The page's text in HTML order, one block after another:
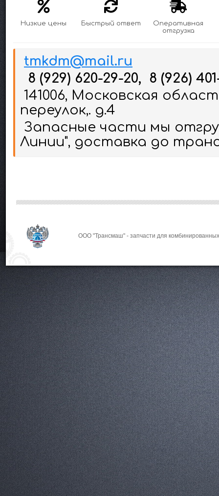
Низкие цены Быстрый ответ
Оперативная
отгрузка
tmkdm@mail.ru
8 (929) 620-29-20, 8 (926)
141006, Московская
переулок,. д.4
Запасные части мы
Линии", доставка до
ООО "Трансмаш" - запчасти для